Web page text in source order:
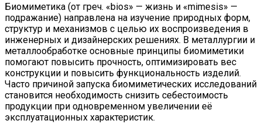
Биомиметика (от греч. «bios» — жизнь и «mimesis» —
подражание) направлена на изучение природных форм,
структур и механизмов с целью их воспроизведения в
инженерных и дизайнерских решениях. В металлургии и
металлообработке основные принципы биомиметики
помогают повысить прочность, оптимизировать вес
конструкции и повысить функциональность изделий.
Часто причиной запуска биомиметических исследований
становится необходимость снизить себестоимость
продукции при одновременном увеличении её
эксплуатационных характеристик.